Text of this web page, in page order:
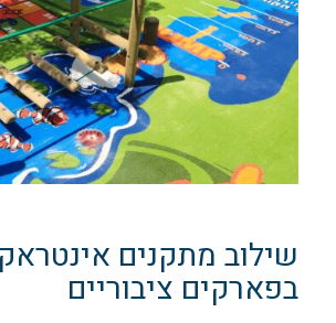
שילוב מתקנים
בפארקים ציבוריים